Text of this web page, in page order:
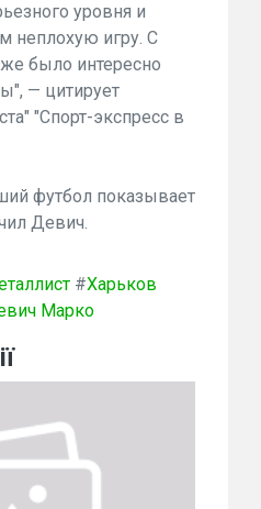
уровня и
неплохую игру. С
было интересно
— цитирует
"Спорт-экспресс в
футбол показывает
Девич.
#Харьков
Марко